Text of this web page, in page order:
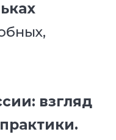
взгляд